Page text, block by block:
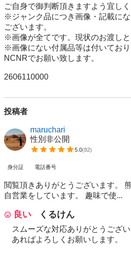
ご自身で御判断頂きますよう宜しく
※ジャンク品につき画像・記載に
ございます。
※画像が全てです。現状のお渡しと
※画像にない付属品等は付いており
NCNRでお願い致します。
2606110000
投稿者
maruchari
性別非公開
5.0(82)
身分証 電話番号
閲覧頂きありがとうございます。
自営業をしています。 趣味で使...
良い くるけん
スムーズな対応ありがとうござ
あればよろしくお願いします。